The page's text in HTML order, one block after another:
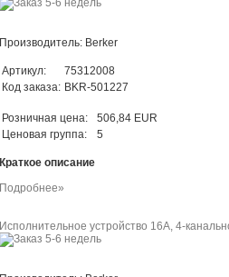
Производитель: Berker
Артикул:
75312008
Код заказа: BKR-501227
Розничная цена:
506,84 EUR
Ценовая группа:
5
Краткое описание
Подробнее»
Исполнительное устройство 16А, 4-